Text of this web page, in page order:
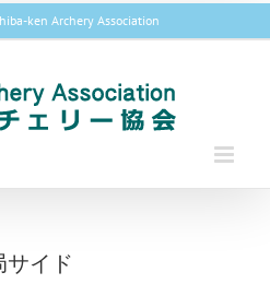
ken Archery Association
サイド